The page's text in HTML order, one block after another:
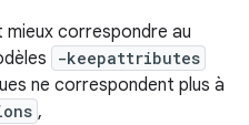
correspondre au
-keepattributes
ne correspondent plus à
,